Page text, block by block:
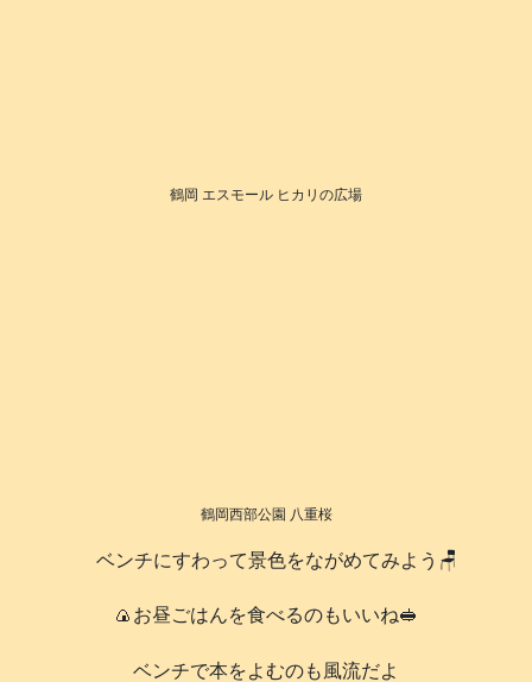
鶴岡 エスモール ヒカリの広場
鶴岡西部公園 八重桜
ベンチにすわって景色をながめてみよう🪑
🍙お昼ごはんを食べるのもいいね🥪
ベンチで本をよむのも風流だよ